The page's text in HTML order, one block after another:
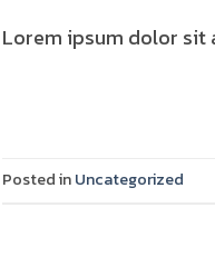
Lorem ipsum dolor sit
Posted inUncategorized